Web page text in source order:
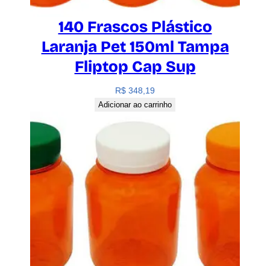
140 Frascos Plástico
Laranja Pet 150ml Tampa
Fliptop Cap Sup
R$ 348,19
Adicionar ao carrinho